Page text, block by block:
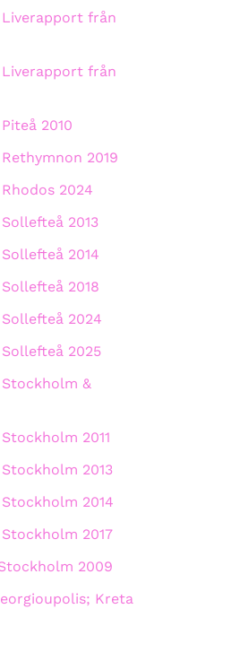
Liverapport från
Liverapport från
2010
2019
2024
2013
2014
2018
2024
2025
Stockholm &
2011
2013
2014
2017
2009
Kreta